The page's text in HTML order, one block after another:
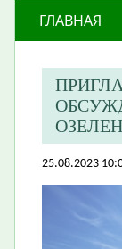
ГЛАВНАЯ
25.08.2023